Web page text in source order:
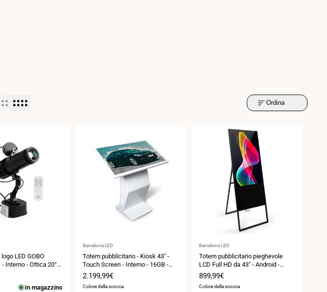
Ordina
LED GOBO
Interno - Ottica 20° -
In magazzino
Fornitore:
Barcelona LED
Totem pubblicitario - Kiosk 43" -
Touch Screen - Interno - 16GB -
Base "K"
Prezzo
di
2.199,99€
Colore della scocca
Fornitore:
Barcelona LED
Totem pubblicitario pieghevole
LCD Full HD da 43" - Android -
Interno
Prezzo
di
899,99€
Colore della scocca